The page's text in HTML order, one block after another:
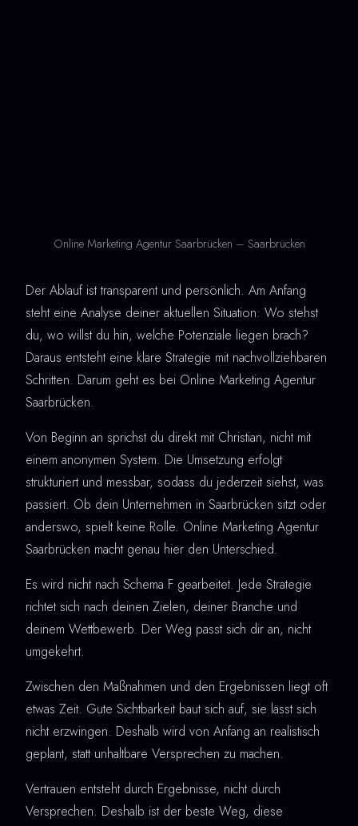
Online Marketing Agentur Saarbrücken – Saarbrücken
Der Ablauf ist transparent und persönlich. Am Anfang
steht eine Analyse deiner aktuellen Situation: Wo stehst
du, wo willst du hin, welche Potenziale liegen brach?
Daraus entsteht eine klare Strategie mit nachvollziehbaren
Schritten. Darum geht es bei Online Marketing Agentur
Saarbrücken.
Von Beginn an sprichst du direkt mit Christian, nicht mit
einem anonymen System. Die Umsetzung erfolgt
strukturiert und messbar, sodass du jederzeit siehst, was
passiert. Ob dein Unternehmen in Saarbrücken sitzt oder
anderswo, spielt keine Rolle. Online Marketing Agentur
Saarbrücken macht genau hier den Unterschied.
Es wird nicht nach Schema F gearbeitet. Jede Strategie
richtet sich nach deinen Zielen, deiner Branche und
deinem Wettbewerb. Der Weg passt sich dir an, nicht
umgekehrt.
Zwischen den Maßnahmen und den Ergebnissen liegt oft
etwas Zeit. Gute Sichtbarkeit baut sich auf, sie lässt sich
nicht erzwingen. Deshalb wird von Anfang an realistisch
geplant, statt unhaltbare Versprechen zu machen.
Vertrauen entsteht durch Ergebnisse, nicht durch
Versprechen. Deshalb ist der beste Weg, diese